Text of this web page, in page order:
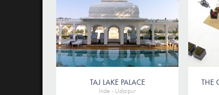
TAJ LAKE PALACE
Inde - Udaipur
THE